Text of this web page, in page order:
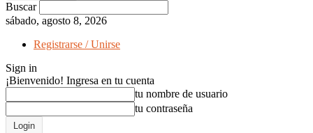
Buscar
sábado, agosto 8, 2026
Registrarse / Unirse
Sign in
¡Bienvenido! Ingresa en tu cuenta
tu nombre de usuario
tu contraseña